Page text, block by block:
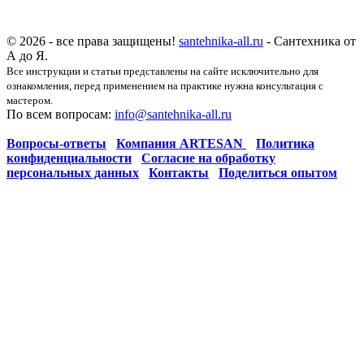
© 2026 - все права защищены! santehnika-all.ru - Сантехника от
А до Я.
Все инструкции и статьи представлены на сайте исключительно для
ознакомления, перед применением на практике нужна консультация с
мастером.
По всем вопросам: info@santehnika-all.ru
Вопросы-ответы Компания ARTESAN
Политика
конфиденциальности
Согласие на обработку
персональных данных
Контакты Поделиться опытом